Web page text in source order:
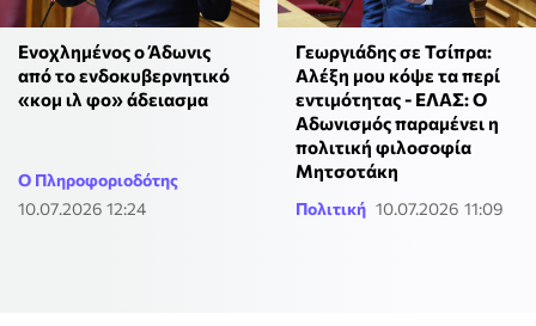
Ενοχλημένος ο Άδωνις
από το ενδοκυβερνητικό
«κομ ιλ φο» άδειασμα
Ο Πληροφοριοδότης
10.07.2026 12:24
Γεωργιάδης σε Τσίπρα:
Αλέξη μου κόψε τα περί
εντιμότητας - ΕΛΑΣ: Ο
Αδωνισμός παραμένει η
πολιτική φιλοσοφία
Μητσοτάκη
Πολιτική 10.07.2026 11:09